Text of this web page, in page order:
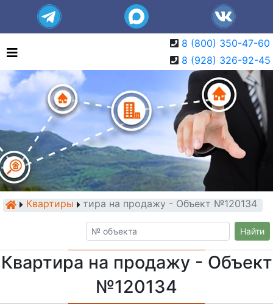
8 (800) 350-47-60
8 (928) 326-92-45
КвартирыКвартира на продажу - Объект №120134
Найти
Квартира на продажу - Объект
№120134